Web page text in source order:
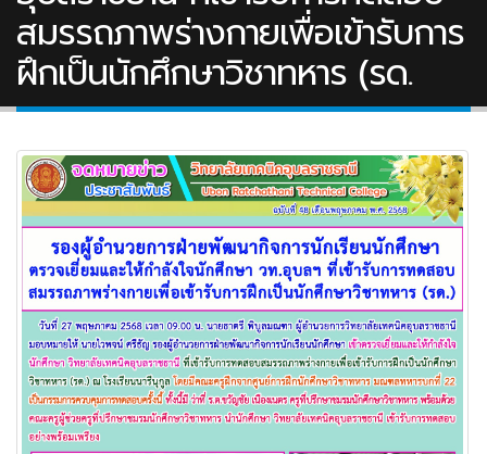
สมรรถภาพร่างกายเพื่อเข้ารับการ
ฝึกเป็นนักศึกษาวิชาทหาร (รด.